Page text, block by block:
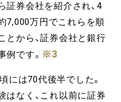
証券会社を紹介され、4
7,000万円でこれらを順
とから、証券会社と銀行
例です。 ※3
には70代後半でした。
はなく、これ以前に証券